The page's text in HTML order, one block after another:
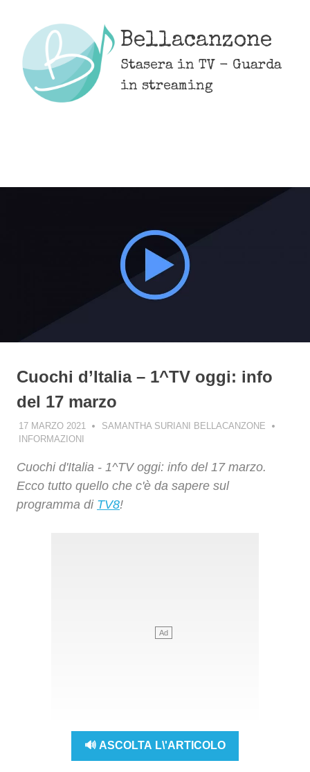
content
Bellacanzone
Stasera in TV - Guarda
in streaming
Cuochi d’Italia – 1^TV oggi: info
del 17 marzo
17 MARZO 2021
SAMANTHA SURIANI BELLACANZONE
INFORMAZIONI
Cuochi d'Italia - 1^TV oggi: info del 17 marzo.
Ecco tutto quello che c'è da sapere sul
programma di TV8!
🔊 ASCOLTA L\'ARTICOLO